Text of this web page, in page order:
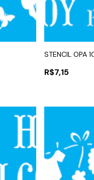
STENCIL OPA
R$7,15